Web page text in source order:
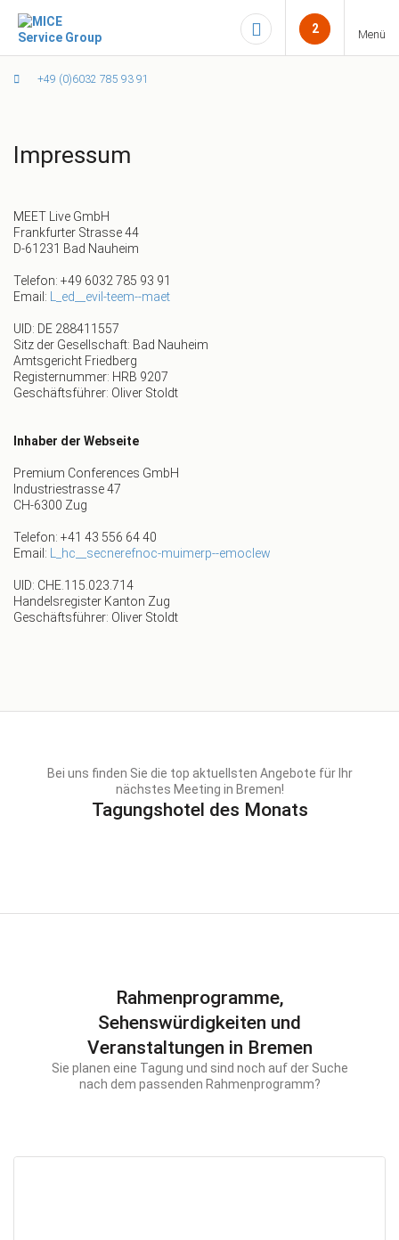
+49 (0)6032 785 93 91
2 Menü
Impressum
MEET Live GmbH
Frankfurter Strasse 44
D-61231 Bad Nauheim
Telefon: +49 6032 785 93 91
Email: L_ed__evil-teem--maet
UID: DE 288411557
Sitz der Gesellschaft: Bad Nauheim
Amtsgericht Friedberg
Registernummer: HRB 9207
Geschäftsführer: Oliver Stoldt
Inhaber der Webseite
Premium Conferences GmbH
Industriestrasse 47
CH-6300 Zug
Telefon: +41 43 556 64 40
Email: L_hc__secnerefnoc-muimerp--emoclew
UID: CHE.115.023.714
Handelsregister Kanton Zug
Geschäftsführer: Oliver Stoldt
Bei uns finden Sie die top aktuellsten Angebote für Ihr
nächstes Meeting in Bremen!
Tagungshotel des Monats
Rahmenprogramme,
Sehenswürdigkeiten und
Veranstaltungen in Bremen
Sie planen eine Tagung und sind noch auf der Suche
nach dem passenden Rahmenprogramm?